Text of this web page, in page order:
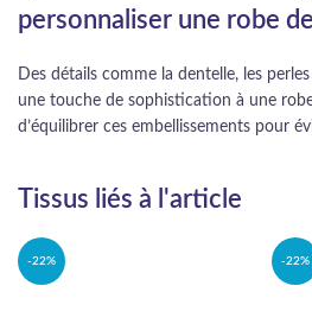
personnaliser une robe
Des détails comme la dentelle, les
une touche de sophistication à une
d’équilibrer ces embellissements pour
Tissus liés à l'article
-22% -22%